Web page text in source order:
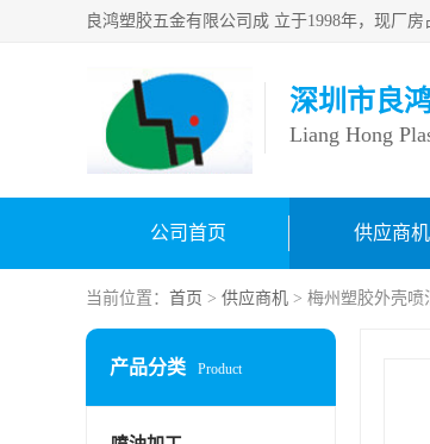
深圳市良
Liang Hong
公司首页 供应商机
当前位置： 首页 > 供应商机 > 梅州塑胶外壳喷
产品分类 Product